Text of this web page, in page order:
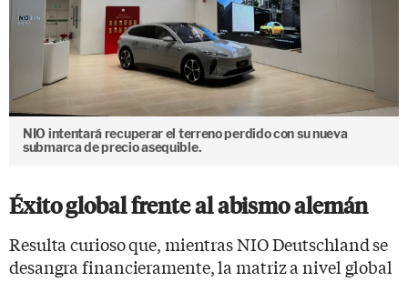
NIO intentará recuperar el terreno perdido con su nueva
submarca de precio asequible.
Éxito global frente al abismo alemán
Resulta curioso que, mientras NIO Deutschland se
desangra financieramente, la matriz a nivel global